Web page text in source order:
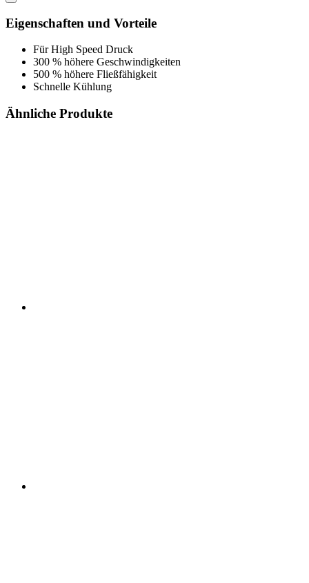
Eigenschaften und Vorteile
Für High Speed Druck
300 % höhere Geschwindigkeiten
500 % höhere Fließfähigkeit
Schnelle Kühlung
Ähnliche Produkte